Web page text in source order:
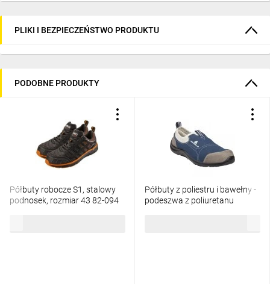
PLIKI I BEZPIECZEŃSTWO PRODUKTU
PODOBNE PRODUKTY
Półbuty robocze S1, stalowy
podnosek, rozmiar 43 82-094
Półbuty z poliestru i bawełny -
podeszwa z poliuretanu